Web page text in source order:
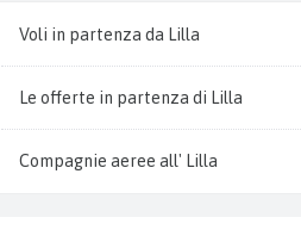
Voli in partenza da Lilla
Le offerte in partenza di Lilla
Compagnie aeree all' Lilla